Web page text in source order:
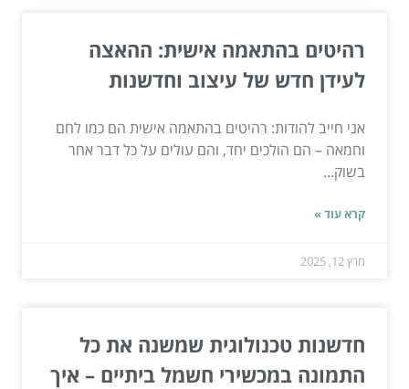
רהיטים בהתאמה אישית: ההאצה
לעידן חדש של עיצוב וחדשנות
אני חייב להודות: רהיטים בהתאמה אישית הם כמו לחם
וחמאה – הם הולכים יחד, והם עולים על כל דבר אחר
בשוק...
קרא עוד »
מרץ 12, 2025
חדשנות טכנולוגית שמשנה את כל
התמונה במכשירי חשמל ביתיים – איך